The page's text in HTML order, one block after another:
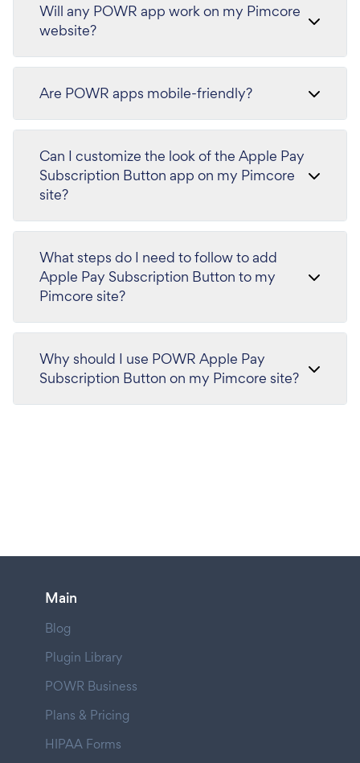
Will any POWR app work on my Pimcore
website?
Are POWR apps mobile-friendly?
Can I customize the look of the Apple Pay
Subscription Button app on my Pimcore
site?
What steps do I need to follow to add
Apple Pay Subscription Button to my
Pimcore site?
Why should I use POWR Apple Pay
Subscription Button on my Pimcore site?
Main
Blog
Plugin Library
POWR Business
Plans & Pricing
HIPAA Forms